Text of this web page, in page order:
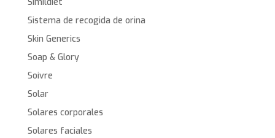
Sistema de recogida de orina
Skin Generics
Soap & Glory
Soivre
Solar
Solares corporales
Solares faciales